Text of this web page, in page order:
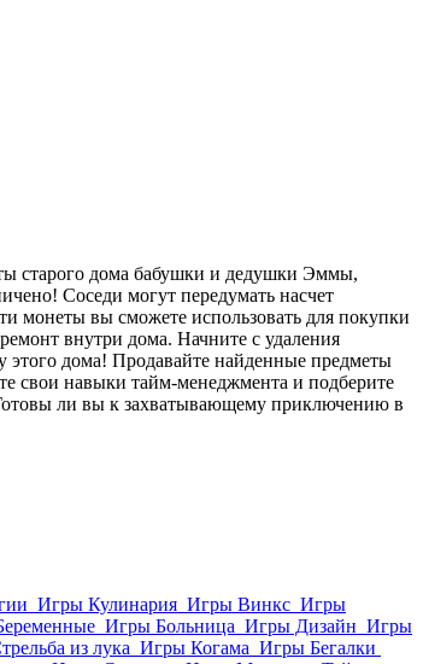
старого дома бабушки и дедушки Эммы,
Соседи могут передумать насчет
монеты вы сможете использовать для покупки
внутри дома. Начните с удаления
этого дома! Продавайте найденные предметы
свои навыки тайм-менеджмента и подберите
ли вы к захватывающему приключению в
Игры Кулинария Игры Винкс Игры
Игры Больница Игры Дизайн Игры
из лука Игры Когама Игры Бегалки